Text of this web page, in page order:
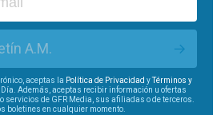
A.M.
aceptas la Política de Privacidad yTérminos y
Día. Además, aceptas recibir información u ofertas
servicios de GFR Media, sus afiliadas o de terceros.
boletines en cualquier momento.